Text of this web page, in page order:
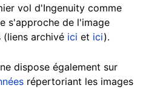
vol d'Ingenuity comme
s'approche de l'image
(liens archivé ici et ici).
dispose également sur
répertoriant les images